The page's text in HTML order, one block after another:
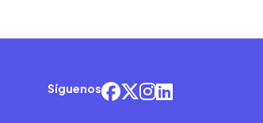
Síguenos